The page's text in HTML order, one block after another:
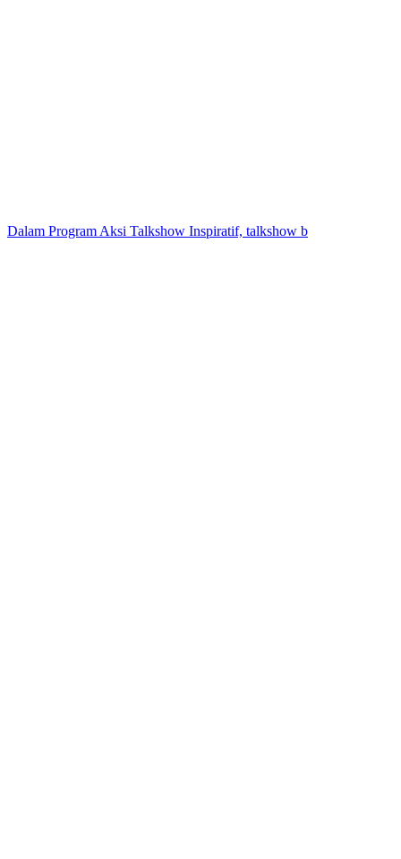
Dalam Program Aksi Talkshow Inspiratif, talkshow b